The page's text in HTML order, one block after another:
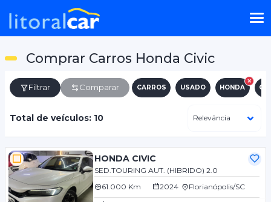
Comprar Carros Honda Civic
Filtrar Comparar CARROS USADO HONDA
Total de veículos: 10
HONDA CIVIC
SED.TOURING AUT. (HIBRIDO) 2.0
61.000 Km
2024 Florianópolis/SC